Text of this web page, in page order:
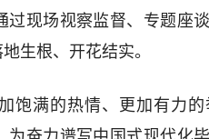
现场视察监督、专题座
生根、开花结实。
饱满的热情、更加有力